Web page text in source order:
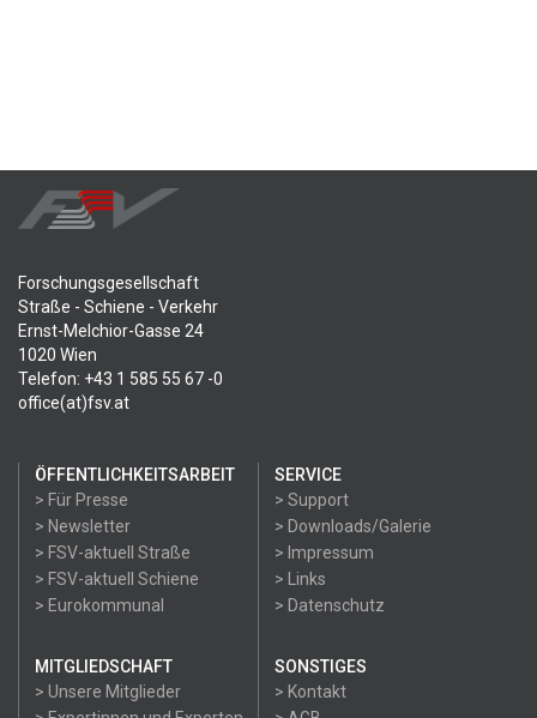
Forschungsgesellschaft
Straße - Schiene - Verkehr
Ernst-Melchior-Gasse 24
1020 Wien
Telefon: +43 1 585 55 67 -0
office(at)fsv.at
ÖFFENTLICHKEITSARBEIT
> Für Presse
> Newsletter
> FSV-aktuell Straße
> FSV-aktuell Schiene
> Eurokommunal
SERVICE
> Support
> Downloads/Galerie
> Impressum
> Links
> Datenschutz
MITGLIEDSCHAFT
> Unsere Mitglieder
SONSTIGES
> Kontakt